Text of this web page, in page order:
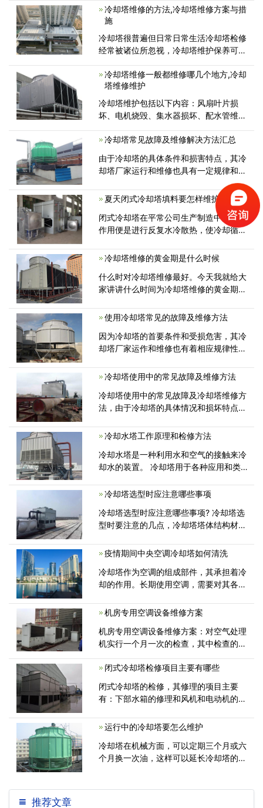
冷却塔维修的方法,冷却塔维修方案与措
施
冷却塔很普遍但日常日常生活冷却塔检修
经常被诸位所忽视，冷却塔维护保养可以
巨大地提高冷却塔应用限期，减少冷却塔
检修頻率，提高冷却塔填充料，冷却塔减
速器，冷却塔收滤水器的设备的使用期
限，减少开支。那么冷却塔维修的方法
冷却塔维修一般都维修哪几个地方,冷却
塔维修维护
冷却塔维护包括以下内容：风扇叶片损
坏、电机烧毁、集水器损坏、配水管维
护、喷嘴堵塞、填料清洁或更换、更换闭
路塔盘管、非旋转配水头、进气百叶窗损
坏 , 排水盘漏水。下面我将分析冷却塔不
同位置维修的典型问题...
冷却塔常见故障及维修解决方法汇总
由于冷却塔的具体条件和损害特点，其冷
却塔厂家运行和维修也具有一定规律和特
点，冷却塔使用中常见的故障及维修方法
有哪些呢？今天带各位了解一下
夏天闭式冷却塔填料要怎样维护保养？
闭式冷却塔在平常公司生产制造中的实际
作用便是进行反复水冷散热，使冷却循环
防止夏天闭式冷却塔发生温度差过大、酸
讲一下夏天闭试冷却塔填料
冷却塔维修的黄金期是什么时候
什么时对冷却塔维修最好。今天我就给大
家讲讲什么时间为冷却塔维修的黄金期。
黄金期。冬季环境比较恶劣，而且冷却塔
较大，并且立春时期春暖花开，
使用冷却塔常见的故障及维修方法
因为冷却塔的首要条件和受损危害，其冷
却塔厂家运作和维修也有着相应规律性和
意什么，今天冷却塔维修厂家带各位了解
法有哪些。
冷却塔使用中的常见故障及维修方法
冷却塔使用中的常见故障及冷却塔维修方
法，由于冷却塔的具体情况和损坏特点，
特点,冷却塔维护过程及施工进度表应注
检修一般应在夏季到来前完成...
冷却水塔工作原理和检修方法
冷却水塔是一种利用水和空气的接触来冷
却水的装置。 冷却塔用于各种应用和类
式冷却水塔和横流式冷却水塔两种。 两
向...
冷却塔选型时应注意哪些事项
冷却塔选型时应注意哪些事项? 冷却塔选
型时要注意的几点，冷却塔塔体结构材料
冷却塔是一种长时间使用的设备，只有高
却塔价格费用通常也较高，
疫情期间中央空调冷却塔如何清洗
冷却塔作为空调的组成部件，其承担着冷
却的作用。长期使用空调，需要对其各部
不例外。如果长期不对冷却塔进行维护与
力降低，运行噪音增大等等...
机房专用空调设备维修方案
机房专用空调设备维修方案：对空气处理
机实行一个月一次的检查，其中检查的项
完好没有破损;对于因为过滤器产生的噪
音和其他问题要及时清洁过滤器...
闭式冷却塔检修项目主要有哪些
闭式冷却塔的检修，其修理的项目主要
有：下部水箱的修理和风机和电动机的修
污染物质的大量存在，箱底堆积了一层污
运行中的冷却塔要怎么维护
冷却塔在机械方面，可以定期三个月或六
个月换一次油，这样可以延长冷却塔的使
推荐文章